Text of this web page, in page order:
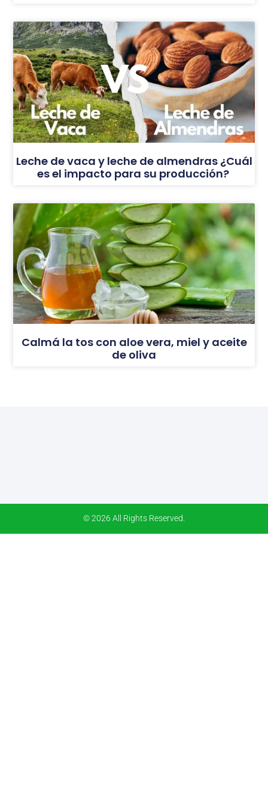
Leche de vaca y leche de almendras ¿Cuál
es el impacto para su producción?
Calmá la tos con aloe vera, miel y aceite
de oliva
© 2026 All Rights Reserved.